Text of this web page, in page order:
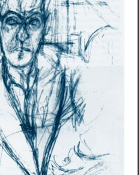
la parole libre de son
mouvement
du Bouchet Essais & Chroniques